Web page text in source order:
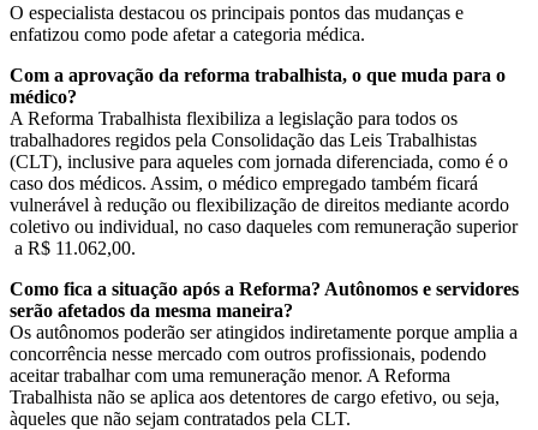
O especialista destacou os principais pontos das mudanças e
enfatizou como pode afetar a categoria médica.
Com a aprovação da reforma trabalhista, o que muda para o
médico?
A Reforma Trabalhista flexibiliza a legislação para todos os
trabalhadores regidos pela Consolidação das Leis Trabalhistas
(CLT), inclusive para aqueles com jornada diferenciada, como é o
caso dos médicos. Assim, o médico empregado também ficará
vulnerável à redução ou flexibilização de direitos mediante acordo
coletivo ou individual, no caso daqueles com remuneração superior
a R$ 11.062,00.
Como fica a situação após a Reforma? Autônomos e servidores
serão afetados da mesma maneira?
Os autônomos poderão ser atingidos indiretamente porque amplia a
concorrência nesse mercado com outros profissionais, podendo
aceitar trabalhar com uma remuneração menor. A Reforma
Trabalhista não se aplica aos detentores de cargo efetivo, ou seja,
àqueles que não sejam contratados pela CLT.